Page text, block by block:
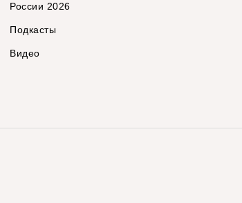
России 2026
Подкасты
Видео